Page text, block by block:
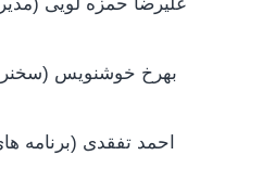
(بهرخ خوشنویس
(احمد تفقدی (برنامه